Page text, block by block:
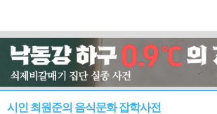
시인 최원준의 음식문화 잡학사전